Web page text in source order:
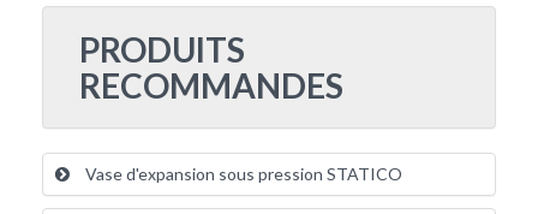
PRODUITS
RECOMMANDES
Vase d'expansion sous pression STATICO